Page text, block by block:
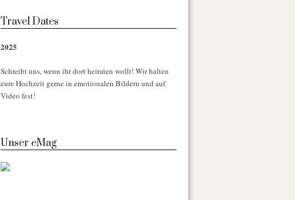
Travel Dates
2025
Schreibt uns, wenn ihr dort heiraten wollt! Wir halten
eure Hochzeit gerne in emotionalen Bildern und auf
Video fest!
Unser eMag